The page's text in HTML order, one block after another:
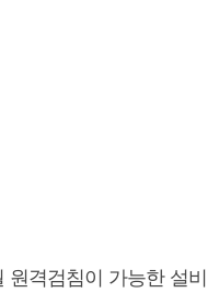
원격검침이 가능한 설비